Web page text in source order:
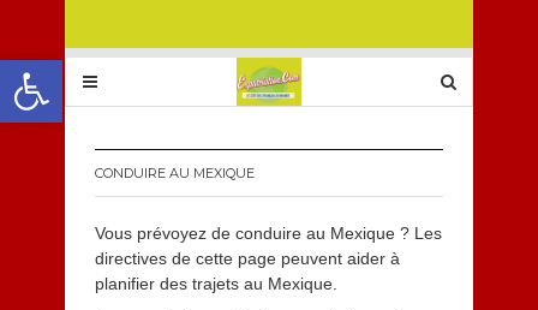
Ouvrir la barre d’outils
CONDUIRE AU MEXIQUE
Vous prévoyez de conduire au Mexique ? Les
directives de cette page peuvent aider à
planifier des trajets au Mexique.